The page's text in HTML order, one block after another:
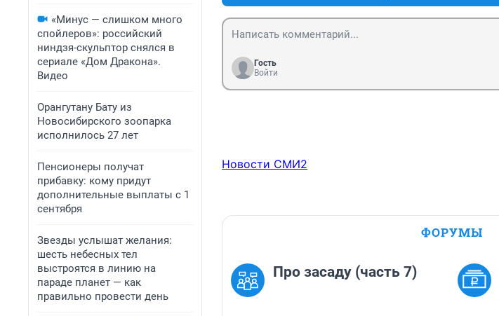
«Минус — слишком много
спойлеров»: российский
ниндзя-скульптор снялся в
сериале «Дом Дракона».
Видео
Орангутану Бату из
Новосибирского зоопарка
исполнилось 27 лет
Пенсионеры получат
прибавку: кому придут
дополнительные выплаты с 1
сентября
Звезды услышат желания:
шесть небесных тел
выстроятся в линию на
параде планет — как
правильно провести день
Гость
Войти
Новости СМИ2
ФОРУМЫ
Про засаду (часть 7)